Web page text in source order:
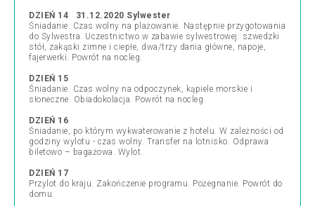
DZIEŃ 14 31.12.2020 Sylwester
Śniadanie. Czas wolny na plażowanie. Następnie przygotowania
do Sylwestra. Uczestnictwo w zabawie sylwestrowej: szwedzki
stół, zakąski zimne i ciepłe, dwa/trzy dania główne, napoje,
fajerwerki. Powrót na nocleg.
DZIEŃ 15
Śniadanie. Czas wolny na odpoczynek, kąpiele morskie i
słoneczne. Obiadokolacja. Powrót na nocleg.
DZIEŃ 16
Śniadanie, po którym wykwaterowanie z hotelu. W zależności od
godziny wylotu - czas wolny. Transfer na lotnisko. Odprawa
biletowo – bagażowa. Wylot.
DZIEŃ 17
Przylot do kraju. Zakończenie programu. Pożegnanie. Powrót do
domu.